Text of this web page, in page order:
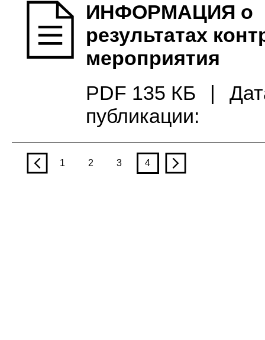
ИНФОРМАЦИЯ о
результатах
мероприятия
PDF 135 КБ
|
публикации:
p 1 2 3 4 n